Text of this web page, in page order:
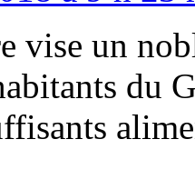
vise un
du